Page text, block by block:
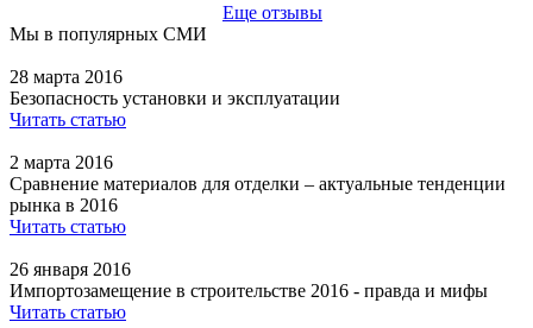
Еще отзывы
Мы в популярных СМИ
28 марта 2016
Безопасность установки и эксплуатации
Читать статью
2 марта 2016
Сравнение материалов для отделки – актуальные тенденции
рынка в 2016
Читать статью
26 января 2016
Импортозамещение в строительстве 2016 - правда и мифы
Читать статью